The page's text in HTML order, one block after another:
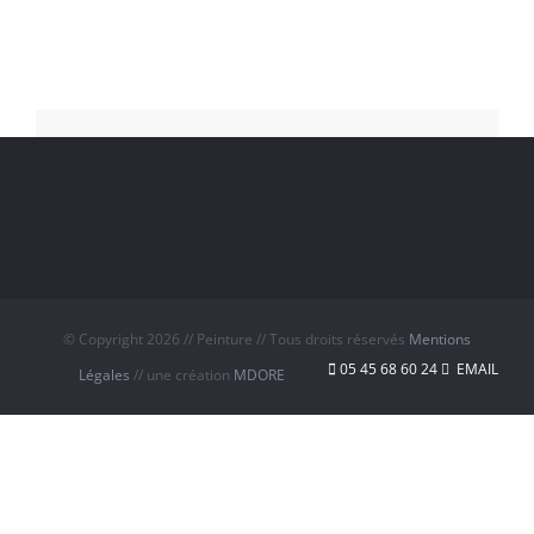
© Copyright 2026 // Peinture // Tous droits réservés Mentions
Légales // une création MDORE 05 45 68 60 24 EMAIL